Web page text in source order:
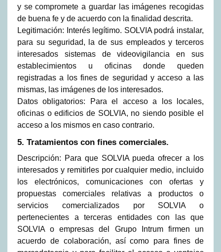
y se compromete a guardar las imágenes recogidas
de buena fe y de acuerdo con la finalidad descrita.
Legitimación: Interés legítimo. SOLVIA podrá instalar,
para su seguridad, la de sus empleados y terceros
interesados sistemas de videovigilancia en sus
establecimientos u oficinas donde queden
registradas a los fines de seguridad y acceso a las
mismas, las imágenes de los interesados.
Datos obligatorios: Para el acceso a los locales,
oficinas o edificios de SOLVIA, no siendo posible el
acceso a los mismos en caso contrario.
5. Tratamientos con fines comerciales.
Descripción: Para que SOLVIA pueda ofrecer a los
interesados y remitirles por cualquier medio, incluido
los electrónicos, comunicaciones con ofertas y
propuestas comerciales relativas a productos o
servicios comercializados por SOLVIA o
pertenecientes a terceras entidades con las que
SOLVIA o empresas del Grupo Intrum firmen un
acuerdo de colaboración, así como para fines de